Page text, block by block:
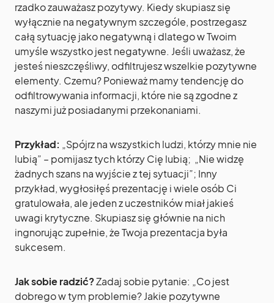
rzadko zauważasz pozytywy. Kiedy skupiasz się
wyłącznie na negatywnym szczególe, postrzegasz
całą sytuację jako negatywną i dlatego w Twoim
umyśle wszystko jest negatywne. Jeśli uważasz, że
jesteś nieszczęśliwy, odfiltrujesz wszelkie pozytywne
elementy. Czemu? Ponieważ mamy tendencję do
odfiltrowywania informacji, które nie są zgodne z
naszymi już posiadanymi przekonaniami.
Przykład: „Spójrz na wszystkich ludzi, którzy mnie nie
lubią” – pomijasz tych którzy Cię lubią; „Nie widzę
żadnych szans na wyjście z tej sytuacji”; Inny
przykład, wygłosiłęś prezentację i wiele osób Ci
gratulowała, ale jeden z uczestników miał jakieś
uwagi krytyczne. Skupiasz się głównie na nich
ingnorując zupełnie, że Twoja prezentacja była
sukcesem.
Jak sobie radzić?Zadaj sobie pytanie: „Co jest
dobrego w tym problemie? Jakie pozytywne